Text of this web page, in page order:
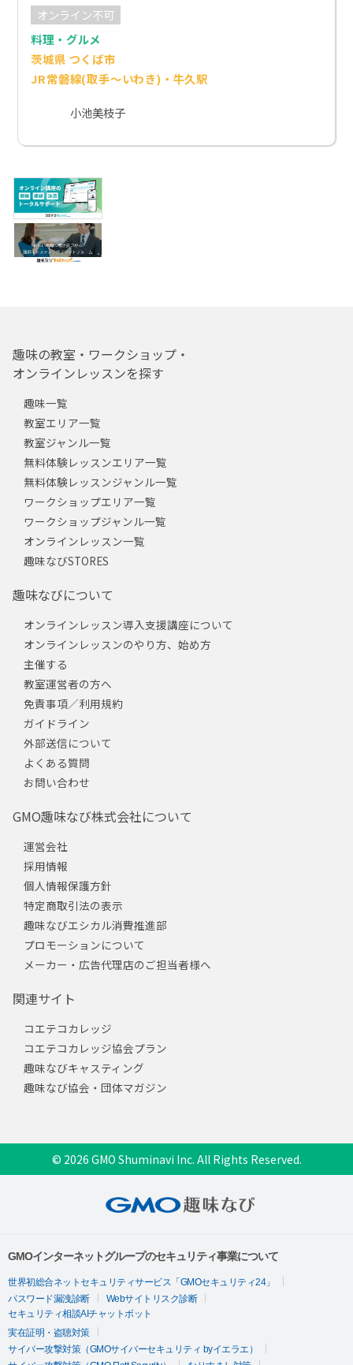
オンライン不可
料理・グルメ
茨城県 つくば市
JR常磐線(取手～いわき)・牛久駅
小池美枝子
趣味の教室・ワークショップ・
オンラインレッスンを探す
趣味一覧
教室エリア一覧
教室ジャンル一覧
無料体験レッスンエリア一覧
無料体験レッスンジャンル一覧
ワークショップエリア一覧
ワークショップジャンル一覧
オンラインレッスン一覧
趣味なびSTORES
趣味なびについて
オンラインレッスン導入支援講座について
オンラインレッスンのやり方、始め方
主催する
教室運営者の方へ
免責事項／利用規約
ガイドライン
外部送信について
よくある質問
お問い合わせ
GMO趣味なび株式会社について
運営会社
採用情報
個人情報保護方針
特定商取引法の表示
趣味なびエシカル消費推進部
プロモーションについて
メーカー・広告代理店のご担当者様へ
関連サイト
コエテコカレッジ
コエテコカレッジ協会プラン
趣味なびキャスティング
趣味なび協会・団体マガジン
© 2026 GMO Shuminavi Inc. All Rights Reserved.